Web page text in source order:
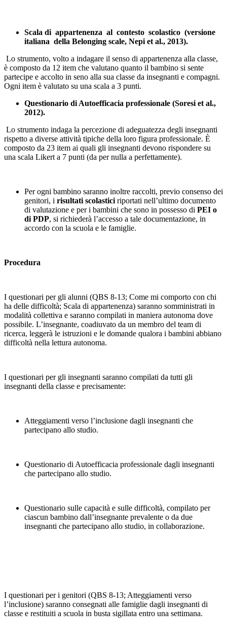
Scala di appartenenza al contesto scolastico (versione
italiana della Belonging scale, Nepi et al., 2013).
Lo strumento, volto a indagare il senso di appartenenza alla classe,
è composto da 12 item che valutano quanto il bambino si sente
partecipe e accolto in seno alla sua classe da insegnanti e compagni.
Ogni item è valutato su una scala a 3 punti.
Questionario di Autoefficacia professionale (Soresi et al.,
2012).
Lo strumento indaga la percezione di adeguatezza degli insegnanti
rispetto a diverse attività tipiche della loro figura professionale. È
composto da 23 item ai quali gli insegnanti devono rispondere su
una scala Likert a 7 punti (da per nulla a perfettamente).
Per ogni bambino saranno inoltre raccolti, previo consenso dei
genitori, i risultati scolastici riportati nell’ultimo documento
di valutazione e per i bambini che sono in possesso di PEI o
di PDP, si richiederà l’accesso a tale documentazione, in
accordo con la scuola e le famiglie.
Procedura
I questionari per gli alunni (QBS 8-13; Come mi comporto con chi
ha delle difficoltà; Scala di appartenenza) saranno somministrati in
modalità collettiva e saranno compilati in maniera autonoma dove
possibile. L’insegnante, coadiuvato da un membro del team di
ricerca, leggerà le istruzioni e le domande qualora i bambini abbiano
difficoltà nella lettura autonoma.
I questionari per gli insegnanti saranno compilati da tutti gli
insegnanti della classe e precisamente:
Atteggiamenti verso l’inclusione dagli insegnanti che
partecipano allo studio.
Questionario di Autoefficacia professionale dagli insegnanti
che partecipano allo studio.
Questionario sulle capacità e sulle difficoltà, compilato per
ciascun bambino dall’insegnante prevalente o da due
insegnanti che partecipano allo studio, in collaborazione.
I questionari per i genitori (QBS 8-13; Atteggiamenti verso
l’inclusione) saranno consegnati alle famiglie dagli insegnanti di
classe e restituiti a scuola in busta sigillata entro una settimana.